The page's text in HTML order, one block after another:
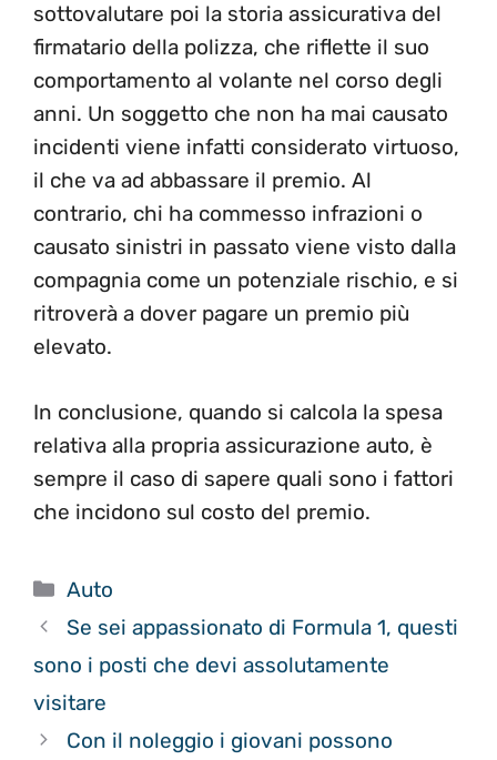
sottovalutare poi la storia assicurativa del
firmatario della polizza, che riflette il suo
comportamento al volante nel corso degli
anni. Un soggetto che non ha mai causato
incidenti viene infatti considerato virtuoso,
il che va ad abbassare il premio. Al
contrario, chi ha commesso infrazioni o
causato sinistri in passato viene visto dalla
compagnia come un potenziale rischio, e si
ritroverà a dover pagare un premio più
elevato.
In conclusione, quando si calcola la spesa
relativa alla propria assicurazione auto, è
sempre il caso di sapere quali sono i fattori
che incidono sul costo del premio.
Categorie
Auto
Se sei appassionato di Formula 1, questi
sono i posti che devi assolutamente
visitare
Con il noleggio i giovani possono